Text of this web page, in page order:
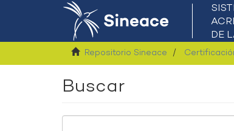
Repositorio Sineace
Buscar